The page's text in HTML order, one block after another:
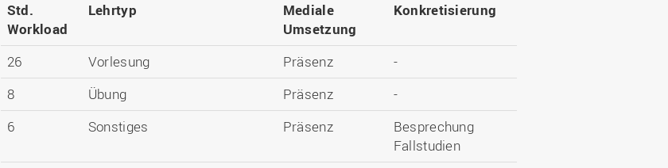
Std.
Workload
Lehrtyp
Mediale
Umsetzung
Konkretisierung
26 Vorlesung Präsenz
-
8
Übung Präsenz
-
6
Sonstiges Präsenz
Besprechung
Fallstudien